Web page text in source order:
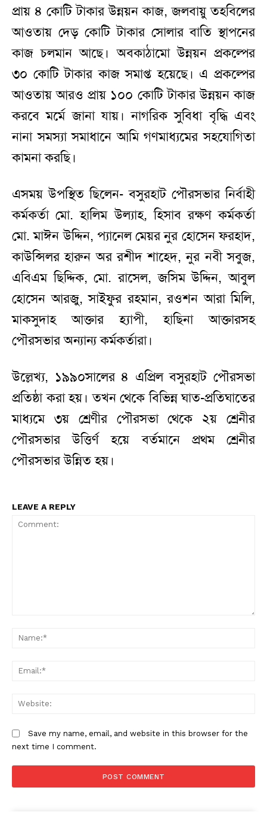
প্রায় ৪ কোটি টাকার উন্নয়ন কাজ, জলবায়ু তহবিলের
আওতায় দেড় কোটি টাকার সোলার বাতি স্থাপনের
কাজ চলমান আছে। অবকাঠামো উন্নয়ন প্রকল্পের
৩০ কোটি টাকার কাজ সমাপ্ত হয়েছে। এ প্রকল্পের
আওতায় আরও প্রায় ১০০ কোটি টাকার উন্নয়ন কাজ
করবে মর্মে জানা যায়। নাগরিক সুবিধা বৃদ্ধি এবং
নানা সমস্যা সমাধানে আমি গণমাধ্যমের সহযোগিতা
কামনা করছি।
এসময় উপস্থিত ছিলেন- বসুরহাট পৌরসভার নির্বাহী
কর্মকর্তা মো. হালিম উল্যাহ, হিসাব রক্ষণ কর্মকর্তা
মো. মাঈন উদ্দিন, প্যানেল মেয়র নুর হোসেন ফরহাদ,
কাউন্সিলর হারুন অর রশীদ শাহেদ, নুর নবী সবুজ,
এবিএম ছিদ্দিক, মো. রাসেল, জসিম উদ্দিন, আবুল
হোসেন আরজু, সাইফুর রহমান, রওশন আরা মিলি,
মাকসুদাহ আক্তার হ্যাপী, হাছিনা আক্তারসহ
পৌরসভার অন্যান্য কর্মকর্তারা।
উল্লেখ্য, ১৯৯০সালের ৪ এপ্রিল বসুরহাট পৌরসভা
প্রতিষ্ঠা করা হয়। তখন থেকে বিভিন্ন ঘাত-প্রতিঘাতের
মাধ্যমে ৩য় শ্রেণীর পৌরসভা থেকে ২য় শ্রেনীর
পৌরসভার উত্তির্ণ হয়ে বর্তমানে প্রথম শ্রেনীর
পৌরসভার উন্নিত হয়।
LEAVE A REPLY
Save my name, email, and website in this browser for the
next time I comment.